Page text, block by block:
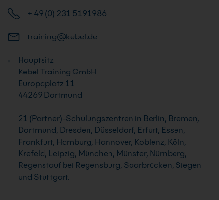
+ 49 (0) 231 5191986
training@kebel.de
Hauptsitz
Kebel Training GmbH
Europaplatz 11
44269 Dortmund
21 (Partner)-Schulungszentren in Berlin, Bremen,
Dortmund, Dresden, Düsseldorf, Erfurt, Essen,
Frankfurt, Hamburg, Hannover, Koblenz, Köln,
Krefeld, Leipzig, München, Münster, Nürnberg,
Regenstauf bei Regensburg, Saarbrücken, Siegen
und Stuttgart.